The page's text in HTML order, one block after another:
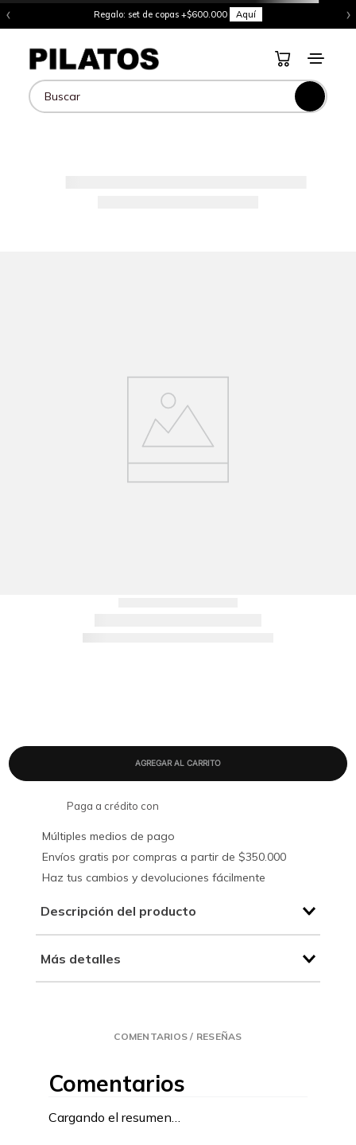
‹ Regalo: set de copas +$600.000 Aquí ›
Buscar
Paga a crédito con
Múltiples medios de pago
Envíos gratis por compras a partir de $350.000
Haz tus cambios y devoluciones fácilmente
Descripción del producto
Más detalles
COMENTARIOS / RESEÑAS
Comentarios
Cargando el resumen…